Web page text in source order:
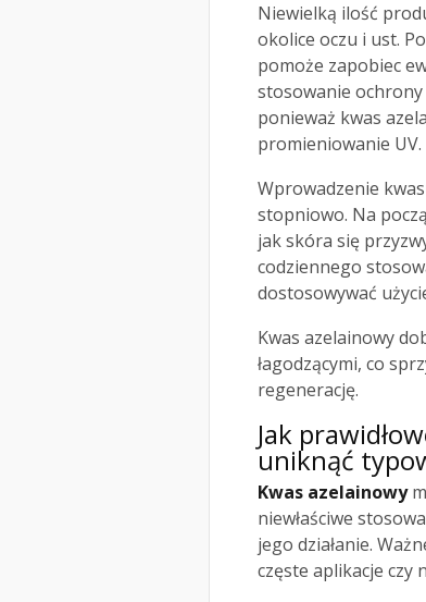
Niewielką ilość
okolice oczu i ust.
pomoże zapobiec
stosowanie ochrony
ponieważ kwas
promieniowanie UV.
Wprowadzenie
stopniowo. Na
jak skóra się
codziennego
dostosowywać
Kwas azelainowy
łagodzącymi, co
regenerację.
Jak
uniknąć
Kwas azelainowy
niewłaściwe
jego działanie.
częste aplikacje czy